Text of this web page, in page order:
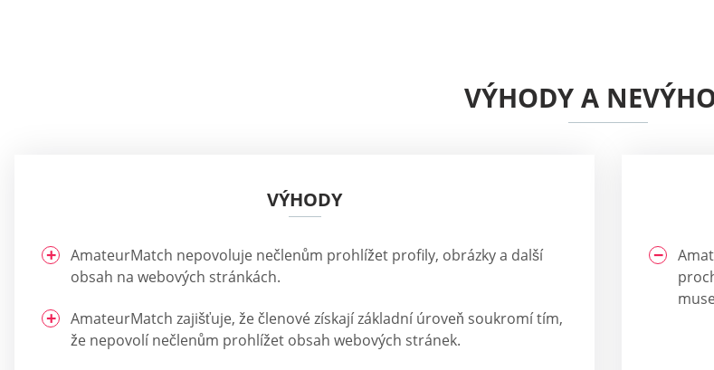
VÝHODY A
VÝHODY
AmateurMatch nepovoluje nečlenům prohlížet profily, obrázky a další
obsah na webových stránkách.
AmateurMatch zajišťuje, že členové získají základní úroveň soukromí tím,
že nepovolí nečlenům prohlížet obsah webových stránek.